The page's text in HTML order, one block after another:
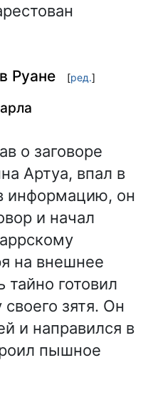
Руане [ред.]
о заговоре
Артуа, впал в
информацию, он
и начал
на внешнее
тайно готовил
зятя. Он
и направился в
пышное